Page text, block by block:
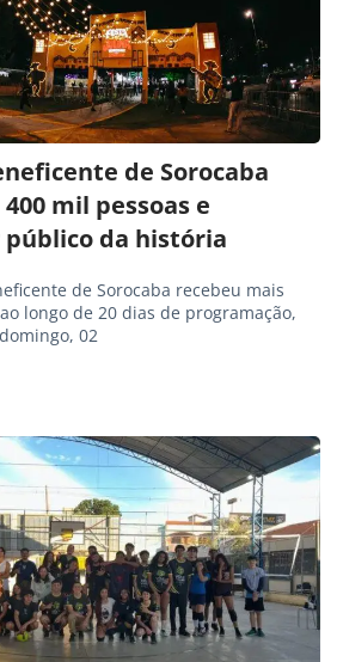
de Sorocaba
mil pessoas e
da história
de Sorocaba recebeu mais
longo de 20 dias de programação,
02